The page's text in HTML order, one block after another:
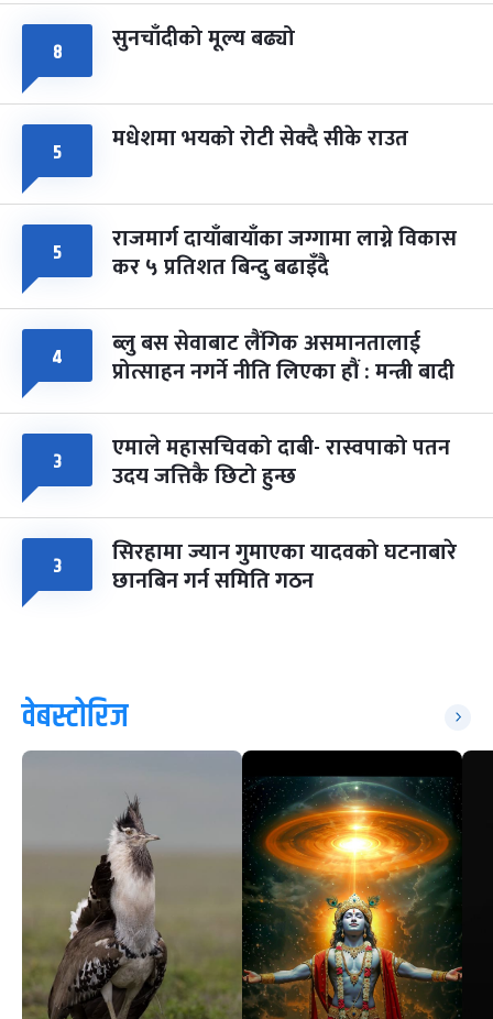
८ सुनचाँदीको मूल्य बढ्यो
५ मधेशमा भयको रोटी सेक्दै सीके राउत
५ राजमार्ग दायाँबायाँका जग्गामा लाग्ने विकास
कर ५ प्रतिशत बिन्दु बढाइँदै
४ ब्लु बस सेवाबाट लैंगिक असमानतालाई
प्रोत्साहन नगर्ने नीति लिएका हौं : मन्त्री बादी
३ एमाले महासचिवको दाबी- रास्वपाको पतन
उदय जत्तिकै छिटो हुन्छ
३ सिरहामा ज्यान गुमाएका यादवको घटनाबारे
छानबिन गर्न समिति गठन
वेबस्टोरिज